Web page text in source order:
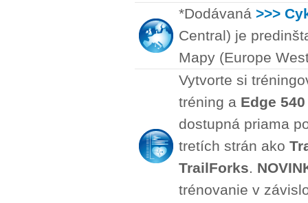
*Dodávaná >>>
Central) je
Mapy (Europe
Vytvorte si
tréning a Edge 540
dostupná priama
tretích strán ako
TrailForks.
trénovanie v